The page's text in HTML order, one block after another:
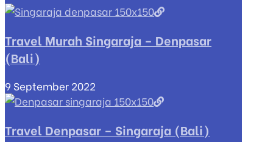
Travel Murah Singaraja – Denpasar
(Bali)
9 September 2022
Travel Denpasar – Singaraja (Bali)